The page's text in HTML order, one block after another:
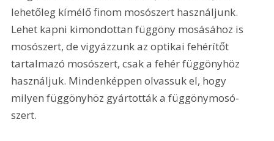
lehetőleg kímélő finom mosószert használjunk.
Lehet kapni kimondottan függöny mosásához is
mosószert, de vigyázzunk az optikai fehérítőt
tartalmazó mosószert, csak a fehér függönyhöz
használjuk. Mindenképpen olvassuk el, hogy
milyen függönyhöz gyártották a függönymosó-
szert.